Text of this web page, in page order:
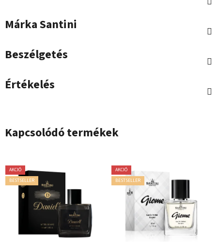
MárkaSantini
Beszélgetés
Értékelés
Kapcsolódó termékek
AKCIÓ
BESTSELLER
AKCIÓ
BESTSELLER